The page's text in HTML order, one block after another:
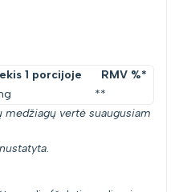
1 porcijoje
RMV %*
**
vertė suaugusiam